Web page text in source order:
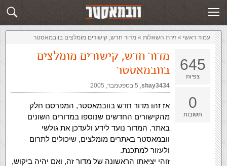
שלח תשובה זירת השאלות
עמוד ראשי » ‏זירת השאלות‏ » מדור חדש, קישורים מומלצים בוובמאסטר
645
צפיות
0
תשובות
מדור חדש, קישורים מומלצים
בוובמאסטר
shay3434
,‏ 5 בספטמבר, 2005
אז זהו מדור חדש בוובמאסטר, המפרסם חלק
מהקישורים החדשים שנוספו במדורים השונים
באתר. המדור נועד לידע ולעדכן את גולשי
וובמאסטר באתרים מומלצים, שיכולים לתרום
ולעזור למתכנת.
זוהי יציאתו הראשונה של מדור זה, ואם יהיה ביקוש,